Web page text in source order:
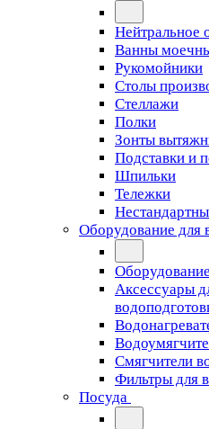
Нейтральное
Ванны
Рукомойники
Столы
Стеллажи
Полки
Зонты
Подставки и
Шпильки
Тележки
Оборудование для
Аксессуары
Смягчители
Фильтры для
Посуда